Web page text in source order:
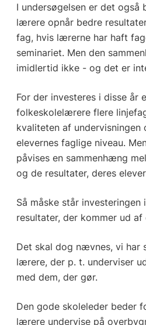
I undersøgelsen er det også
lærere opnår bedre
fag, hvis lærerne har haft
seminariet. Men den
imidlertid ikke - og det er
For der investeres i disse år
folkeskolelærere flere
kvaliteten af undervisningen
elevernes faglige niveau.
påvises en sammenhæng
og de resultater, deres
Så måske står investeringen
resultater, der kommer ud af
Det skal dog nævnes, vi har
lærere, der p. t. underviser
med dem, der gør.
Den gode skoleleder beder
lærere undervise på